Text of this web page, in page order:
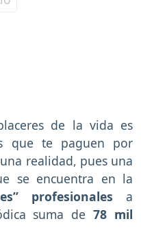
de la vida es
que te paguen por
realidad, pues una
se encuentra en la
profesionales a
suma de78 mil